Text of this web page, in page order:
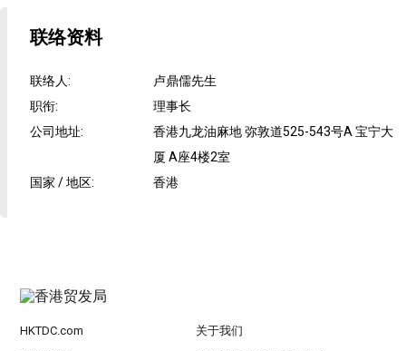
联络资料
联络人:
卢鼎儒先生
职衔:
理事长
公司地址:
香港九龙油麻地 弥敦道525-543号A 宝宁大
厦 A座4楼2室
国家 / 地区: 香港
HKTDC.com 关于我们